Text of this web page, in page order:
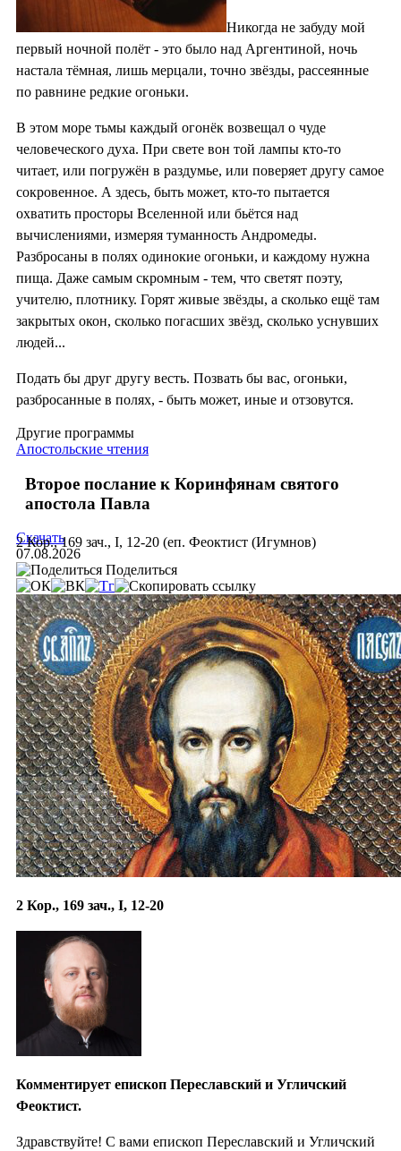
Никогда не забуду мой
первый ночной полёт - это было над Аргентиной, ночь
настала тёмная, лишь мерцали, точно звёзды, рассеянные
по равнине редкие огоньки.
В этом море тьмы каждый огонёк возвещал о чуде
человеческого духа. При свете вон той лампы кто-то
читает, или погружён в раздумье, или поверяет другу самое
сокровенное. А здесь, быть может, кто-то пытается
охватить просторы Вселенной или бьётся над
вычислениями, измеряя туманность Андромеды.
Разбросаны в полях одинокие огоньки, и каждому нужна
пища. Даже самым скромным - тем, что светят поэту,
учителю, плотнику. Горят живые звёзды, а сколько ещё там
закрытых окон, сколько погасших звёзд, сколько уснувших
людей...
Подать бы друг другу весть. Позвать бы вас, огоньки,
разбросанные в полях, - быть может, иные и отзовутся.
Другие программы
Апостольские чтения
Второе послание к Коринфянам святого
апостола Павла
2 Кор., 169 зач., I, 12-20 (еп. Феоктист (Игумнов)
Скачать
07.08.2026
Поделиться
2 Кор., 169 зач., I, 12-20
Комментирует епископ Переславский и Угличский
Феоктист.
Здравствуйте! С вами епископ Переславский и Угличский